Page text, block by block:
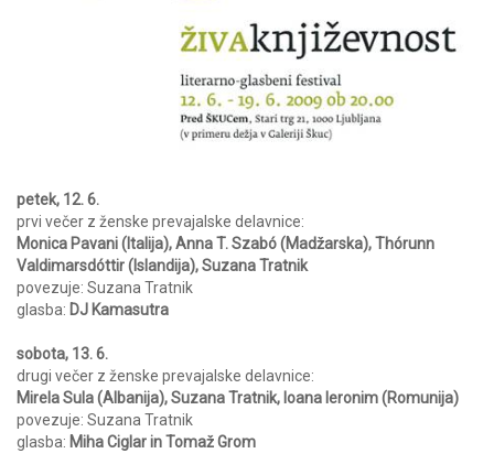
petek, 12. 6.
prvi večer z ženske prevajalske delavnice:
Monica Pavani (Italija), Anna T. Szabó (Madžarska), Thórunn
Valdimarsdóttir (Islandija), Suzana Tratnik
povezuje: Suzana Tratnik
glasba: DJ Kamasutra
sobota, 13. 6.
drugi večer z ženske prevajalske delavnice:
Mirela Sula (Albanija), Suzana Tratnik, Ioana Ieronim (Romunija)
povezuje: Suzana Tratnik
glasba: Miha Ciglar in Tomaž Grom